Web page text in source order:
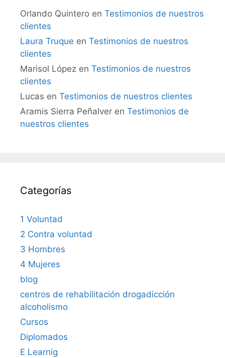
Orlando Quintero en Testimonios de nuestros
clientes
Laura Truque en Testimonios de nuestros
clientes
Marisol López en Testimonios de nuestros
clientes
Lucas en Testimonios de nuestros clientes
Aramis Sierra Peñalver en Testimonios de
nuestros clientes
Categorías
1 Voluntad
2 Contra voluntad
3 Hombres
4 Mujeres
blog
centros de rehabilitación drogadicción
alcoholismo
Cursos
Diplomados
E Learnig